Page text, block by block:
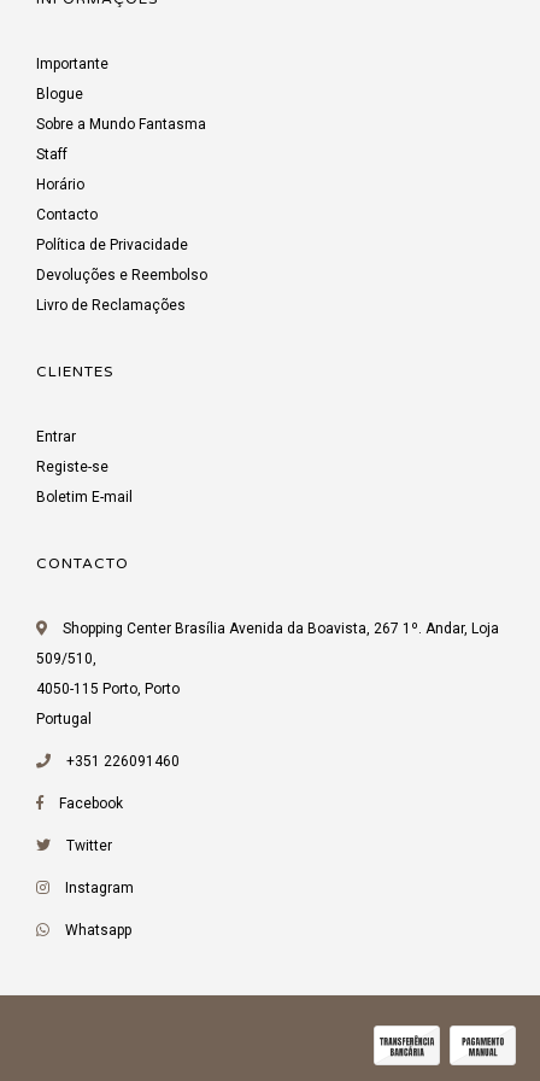
Importante
Blogue
Sobre a Mundo Fantasma
Staff
Horário
Contacto
Política de Privacidade
Devoluções e Reembolso
Livro de Reclamações
CLIENTES
Entrar
Registe-se
Boletim E-mail
CONTACTO
Shopping Center Brasília Avenida da Boavista, 267 1º. Andar, Loja
509/510,
4050-115 Porto, Porto
Portugal
+351 226091460
Facebook
Twitter
Instagram
Whatsapp